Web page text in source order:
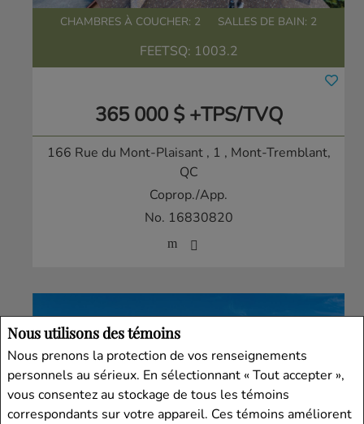
Nous utilisons des témoins
Nous prenons la protection de vos renseignements
personnels au sérieux. En sélectionnant « Tout accepter »,
vous consentez au stockage de tous les témoins
correspondants sur votre appareil. Ces témoins améliorent
CHAMBRES À COUCHER: 2 SALLES DE BAIN: 2
FEETSQ: 1003.2
365 000 $ +TPS/TVQ
166 Rue du Mont-Plaisant , 1 , Mont-Tremblant,
QC
Coprop./App.
No. 16830820